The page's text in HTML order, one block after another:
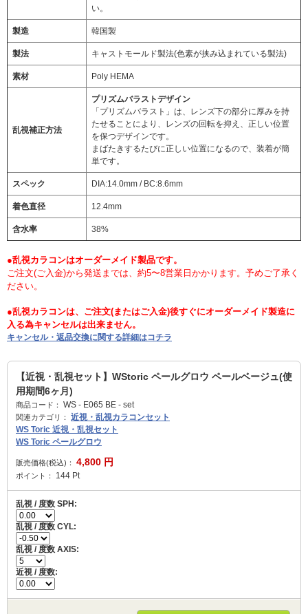
い。
製造 韓国製
製法 キャストモールド製法(色素が挟み込まれている製法)
素材 Poly HEMA
乱視補正方法
プリズムバラストデザイン
「プリズムバラスト」は、レンズ下の部分に厚みを持
たせることにより、レンズの回転を抑え、正しい位置
を保つデザインです。
まばたきするたびに正しい位置になるので、装着が簡
単です。
スペック DIA:14.0mm / BC:8.6mm
着色直径 12.4mm
含水率 38%
●乱視カラコンはオーダーメイド製品です。
ご注文(ご入金)から発送までは、約5〜8営業日かかります。予めご了承く
ださい。
●乱視カラコンは、ご注文(またはご入金)後すぐにオーダーメイド製造に
入る為キャンセルは出来ません。
キャンセル・返品交換に関する詳細はコチラ
【近視・乱視セット】WStoric ペールグロウ ペールベージュ(使
用期間6ヶ月)
商品コード： WS - E065 BE - set
関連カテゴリ：
近視・乱視カラコンセット
WS Toric 近視・乱視セット
WS Toric ペールグロウ
販売価格(税込)： 4,800 円
ポイント： 144 Pt
乱視 / 度数 SPH:
乱視 / 度数 CYL:
乱視 / 度数 AXIS:
近視 / 度数: